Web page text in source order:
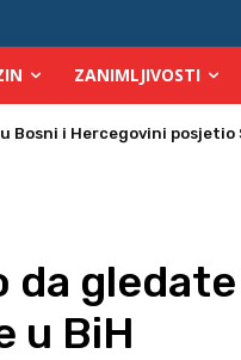
ZANIMLJIVOSTI
u TK
da
u BiH